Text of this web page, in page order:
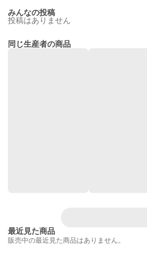
みんなの投稿
投稿はありません
同じ生産者の商品
最近見た商品
販売中の最近見た商品はありません。